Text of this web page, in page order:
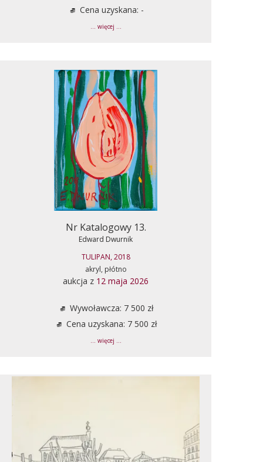
Cena uzyskana: -
... więcej ...
Nr Katalogowy 13.
Edward Dwurnik
TULIPAN, 2018
akryl, płótno
aukcja z 12 maja 2026
Wywoławcza: 7 500 zł
Cena uzyskana: 7 500 zł
... więcej ...